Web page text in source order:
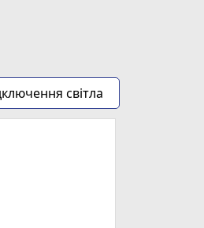
світла